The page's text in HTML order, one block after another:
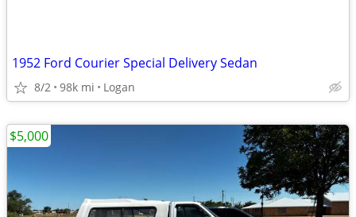
1952 Ford Courier Special Delivery Sedan
8/2 98k mi Logan
$5,000